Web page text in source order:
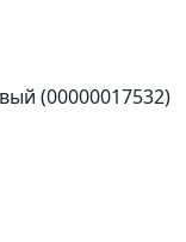
(00000017532)